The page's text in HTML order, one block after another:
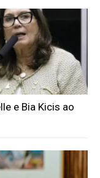
e Bia Kicis ao